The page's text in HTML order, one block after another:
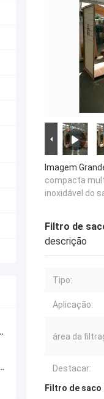
Imagem
compacta
inoxidável do
Filtro de
descrição
Tipo:
Aplicação:
área da
Destacar:
Filtro de